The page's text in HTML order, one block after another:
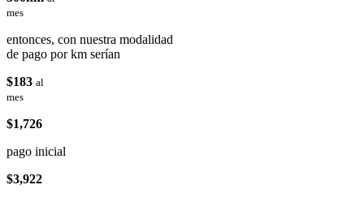
mes
entonces, con nuestra modalidad
de pago por km serían
$183 al
mes
$1,726
pago inicial
$3,922